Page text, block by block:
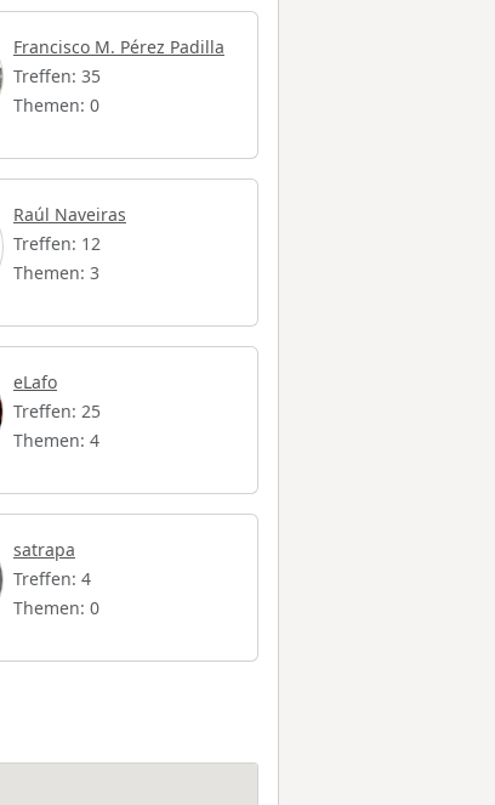
Francisco M. Pérez Padilla
Treffen: 35
Themen: 0
Raúl Naveiras
Treffen: 12
Themen: 3
eLafo
Treffen: 25
Themen: 4
satrapa
Treffen: 4
Themen: 0